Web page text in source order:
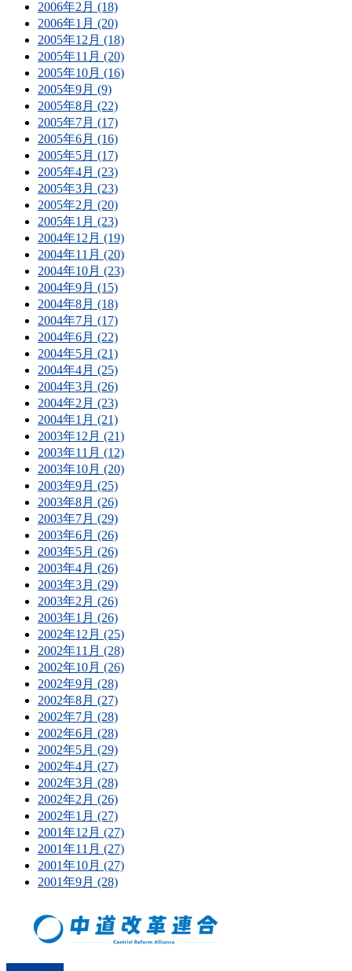
2006年2月 (18)
2006年1月 (20)
2005年12月 (18)
2005年11月 (20)
2005年10月 (16)
2005年9月 (9)
2005年8月 (22)
2005年7月 (17)
2005年6月 (16)
2005年5月 (17)
2005年4月 (23)
2005年3月 (23)
2005年2月 (20)
2005年1月 (23)
2004年12月 (19)
2004年11月 (20)
2004年10月 (23)
2004年9月 (15)
2004年8月 (18)
2004年7月 (17)
2004年6月 (22)
2004年5月 (21)
2004年4月 (25)
2004年3月 (26)
2004年2月 (23)
2004年1月 (21)
2003年12月 (21)
2003年11月 (12)
2003年10月 (20)
2003年9月 (25)
2003年8月 (26)
2003年7月 (29)
2003年6月 (26)
2003年5月 (26)
2003年4月 (26)
2003年3月 (29)
2003年2月 (26)
2003年1月 (26)
2002年12月 (25)
2002年11月 (28)
2002年10月 (26)
2002年9月 (28)
2002年8月 (27)
2002年7月 (28)
2002年6月 (28)
2002年5月 (29)
2002年4月 (27)
2002年3月 (28)
2002年2月 (26)
2002年1月 (27)
2001年12月 (27)
2001年11月 (27)
2001年10月 (27)
2001年9月 (28)